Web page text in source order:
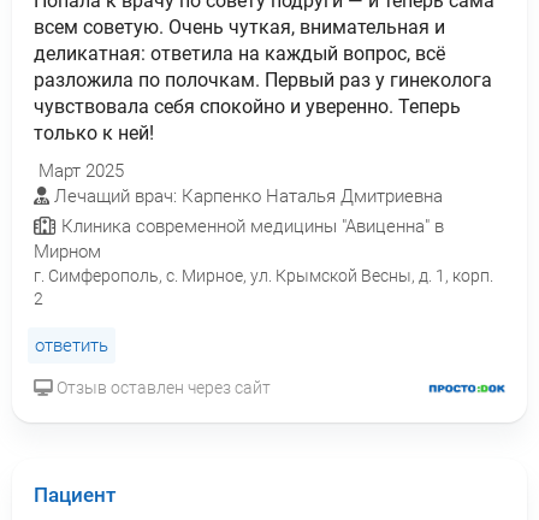
всем советую. Очень чуткая, внимательная и
деликатная: ответила на каждый вопрос, всё
разложила по полочкам. Первый раз у гинеколога
чувствовала себя спокойно и уверенно. Теперь
только к ней!
Март 2025
Лечащий врач: Карпенко Наталья Дмитриевна
Клиника современной медицины "Авиценна" в
Мирном
г. Симферополь, с. Мирное, ул. Крымской Весны, д. 1, корп.
2
ответить
Отзыв оставлен через сайт
Пациент